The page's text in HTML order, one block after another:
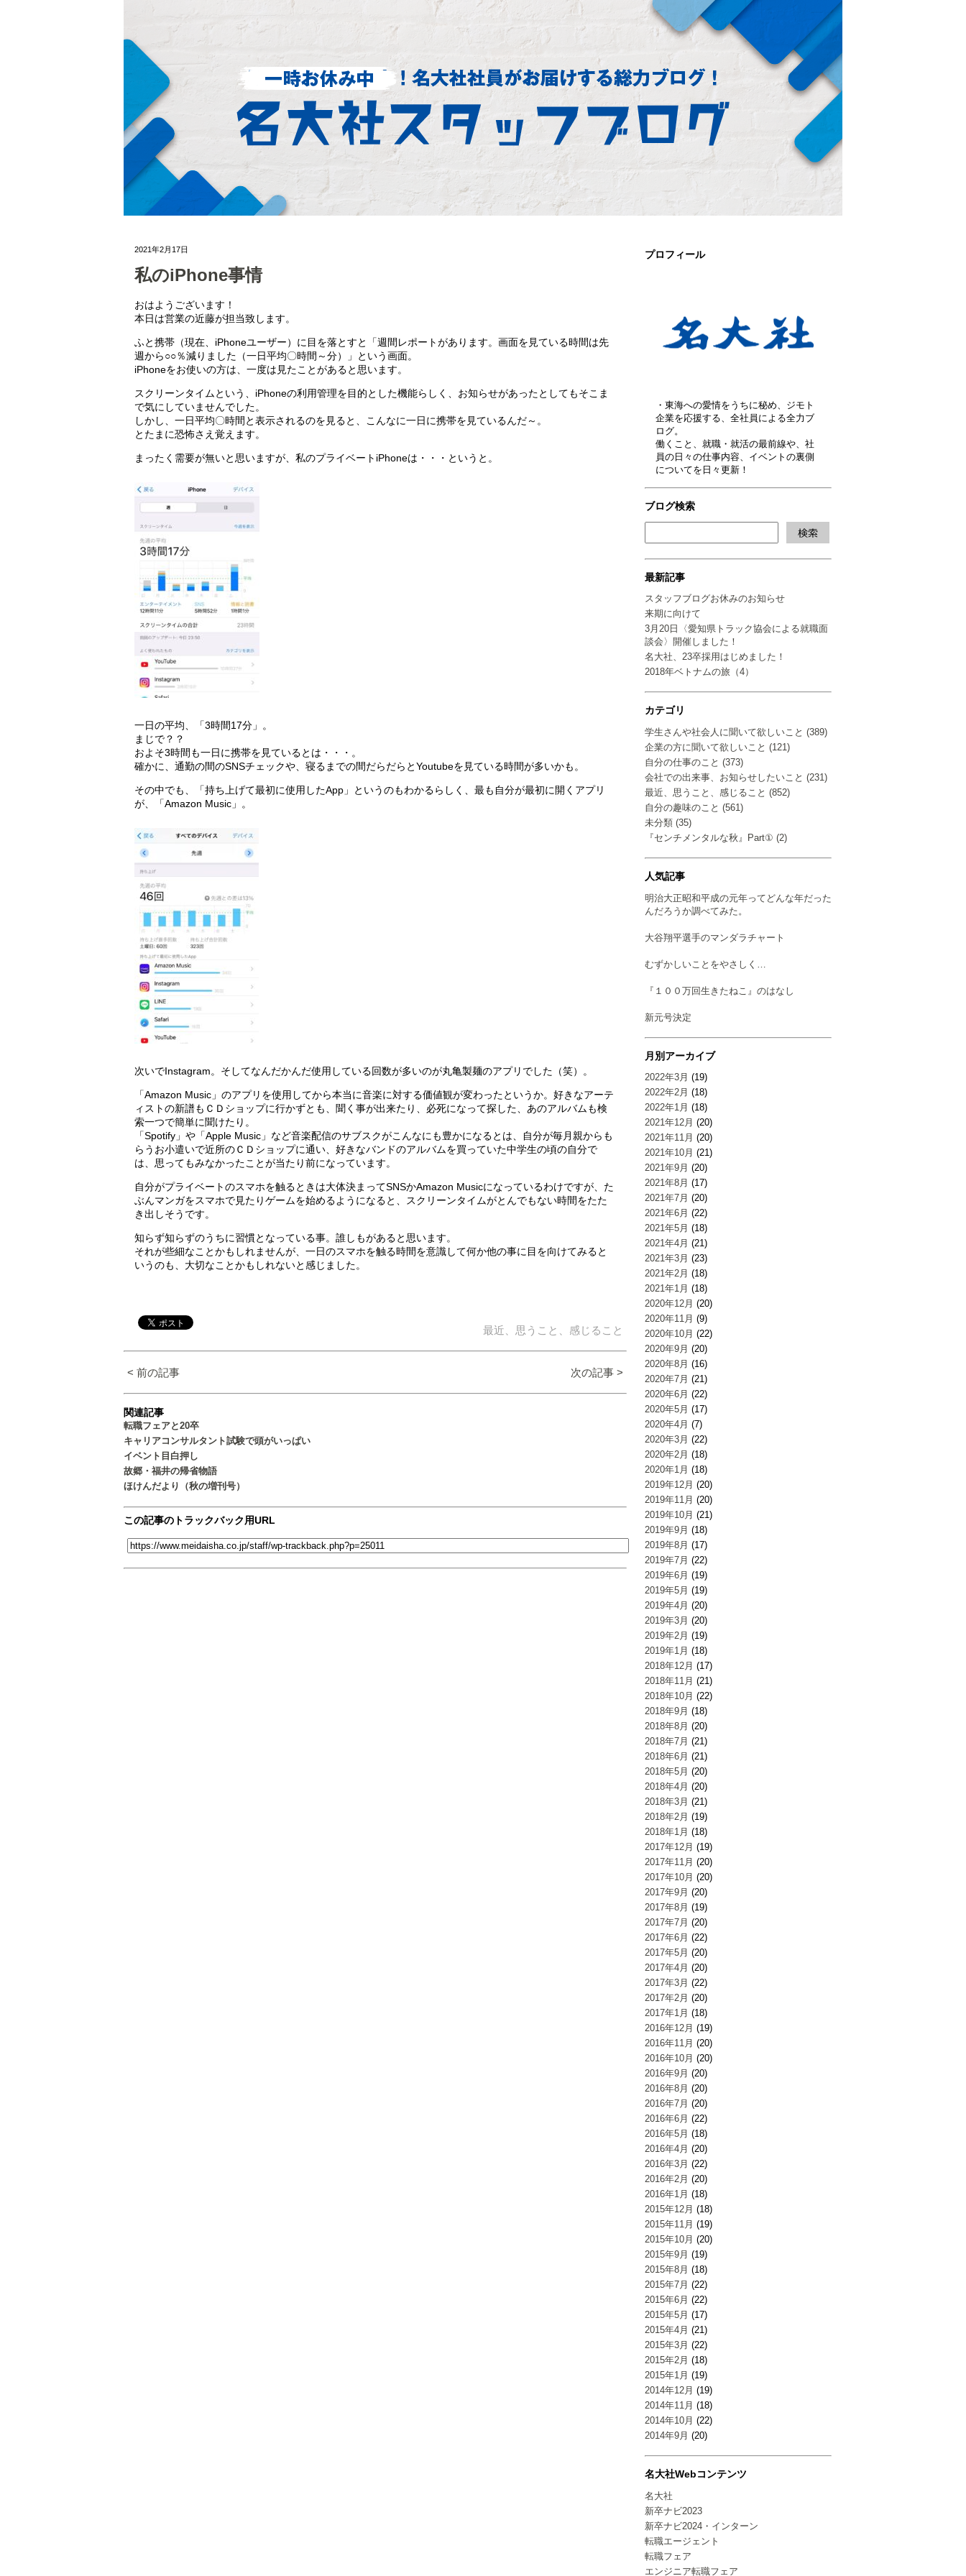
プロフィール
・東海への愛情をうちに秘め、ジモト
企業を応援する、全社員による全力ブ
ログ。
働くこと、就職・就活の最前線や、社
員の日々の仕事内容、イベントの裏側
についてを日々更新！
ブログ検索
最新記事
スタッフブログお休みのお知らせ
来期に向けて
3月20日〈愛知県トラック協会による就職面
談会〉開催しました！
名大社、23卒採用はじめました！
2018年ベトナムの旅（4）
カテゴリ
学生さんや社会人に聞いて欲しいこと (389)
企業の方に聞いて欲しいこと (121)
自分の仕事のこと (373)
会社での出来事、お知らせしたいこと (231)
最近、思うこと、感じること (852)
自分の趣味のこと (561)
未分類 (35)
『センチメンタルな秋』Part① (2)
人気記事
明治大正昭和平成の元年ってどんな年だった
んだろうか調べてみた。
大谷翔平選手のマンダラチャート
むずかしいことをやさしく…
『１００万回生きたねこ』のはなし
新元号決定
月別アーカイブ
2022年3月 (19)
2022年2月 (18)
2022年1月 (18)
2021年12月 (20)
2021年11月 (20)
2021年10月 (21)
2021年9月 (20)
2021年8月 (17)
2021年7月 (20)
2021年6月 (22)
2021年5月 (18)
2021年4月 (21)
2021年3月 (23)
2021年2月 (18)
2021年1月 (18)
2020年12月 (20)
2020年11月 (9)
2020年10月 (22)
2020年9月 (20)
2020年8月 (16)
2020年7月 (21)
2020年6月 (22)
2020年5月 (17)
2020年4月 (7)
2020年3月 (22)
2020年2月 (18)
2020年1月 (18)
2019年12月 (20)
2019年11月 (20)
2019年10月 (21)
2019年9月 (18)
2019年8月 (17)
2019年7月 (22)
2019年6月 (19)
2019年5月 (19)
2019年4月 (20)
2019年3月 (20)
2019年2月 (19)
2019年1月 (18)
2018年12月 (17)
2018年11月 (21)
2018年10月 (22)
2018年9月 (18)
2018年8月 (20)
2018年7月 (21)
2018年6月 (21)
2018年5月 (20)
2018年4月 (20)
2018年3月 (21)
2018年2月 (19)
2018年1月 (18)
2017年12月 (19)
2017年11月 (20)
2017年10月 (20)
2017年9月 (20)
2017年8月 (19)
2017年7月 (20)
2017年6月 (22)
2017年5月 (20)
2017年4月 (20)
2017年3月 (22)
2017年2月 (20)
2017年1月 (18)
2016年12月 (19)
2016年11月 (20)
2016年10月 (20)
2016年9月 (20)
2016年8月 (20)
2016年7月 (20)
2016年6月 (22)
2016年5月 (18)
2016年4月 (20)
2016年3月 (22)
2016年2月 (20)
2016年1月 (18)
2015年12月 (18)
2015年11月 (19)
2015年10月 (20)
2015年9月 (19)
2015年8月 (18)
2015年7月 (22)
2015年6月 (22)
2015年5月 (17)
2015年4月 (21)
2015年3月 (22)
2015年2月 (18)
2015年1月 (19)
2014年12月 (19)
2014年11月 (18)
2014年10月 (22)
2014年9月 (20)
名大社Webコンテンツ
名大社
新卒ナビ2023
新卒ナビ2024・インターン
転職エージェント
転職フェア
エンジニア転職フェア
2021年2月17日
私のiPhone事情
おはようございます！
本日は営業の近藤が担当致します。
ふと携帯（現在、iPhoneユーザー）に目を落とすと「週間レポートがあります。画面を見ている時間は先
週から○○％減りました（一日平均〇時間～分）」という画面。
iPhoneをお使いの方は、一度は見たことがあると思います。
スクリーンタイムという、iPhoneの利用管理を目的とした機能らしく、お知らせがあったとしてもそこま
で気にしていませんでした。
しかし、一日平均〇時間と表示されるのを見ると、こんなに一日に携帯を見ているんだ～。
とたまに恐怖さえ覚えます。
まったく需要が無いと思いますが、私のプライベートiPhoneは・・・というと。
一日の平均、「3時間17分」。
まじで？？
およそ3時間も一日に携帯を見ているとは・・・。
確かに、通勤の間のSNSチェックや、寝るまでの間だらだらとYoutubeを見ている時間が多いかも。
その中でも、「持ち上げて最初に使用したApp」というのもわかるらしく、最も自分が最初に開くアプリ
が、「Amazon Music」。
次いでInstagram。そしてなんだかんだ使用している回数が多いのが丸亀製麺のアプリでした（笑）。
「Amazon Music」のアプリを使用してから本当に音楽に対する価値観が変わったというか。好きなアーテ
ィストの新譜もＣＤショップに行かずとも、聞く事が出来たり、必死になって探した、あのアルバムも検
索一つで簡単に聞けたり。
「Spotify」や「Apple Music」など音楽配信のサブスクがこんなにも豊かになるとは、自分が毎月親からも
らうお小遣いで近所のＣＤショップに通い、好きなバンドのアルバムを買っていた中学生の頃の自分で
は、思ってもみなかったことが当たり前になっています。
自分がプライベートのスマホを触るときは大体決まってSNSかAmazon Musicになっているわけですが、た
ぶんマンガをスマホで見たりゲームを始めるようになると、スクリーンタイムがとんでもない時間をたた
き出しそうです。
知らず知らずのうちに習慣となっている事。誰しもがあると思います。
それが些細なことかもしれませんが、一日のスマホを触る時間を意識して何か他の事に目を向けてみると
いうのも、大切なことかもしれないと感じました。
最近、思うこと、感じること
< 前の記事 次の記事 >
関連記事
転職フェアと20卒
キャリアコンサルタント試験で頭がいっぱい
イベント目白押し
故郷・福井の帰省物語
ほけんだより（秋の増刊号）
この記事のトラックバック用URL